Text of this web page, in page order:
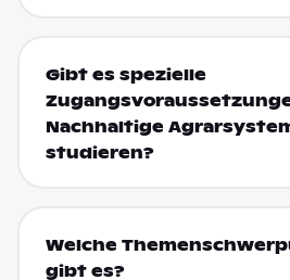
Gibt es spezielle
Nachhaltige
studieren?
Welche
gibt es?